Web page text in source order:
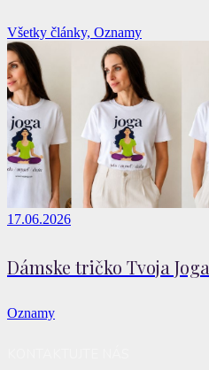
Všetky články, Oznamy
17.06.2026
Dámske tričko Tvoja Joga
Oznamy